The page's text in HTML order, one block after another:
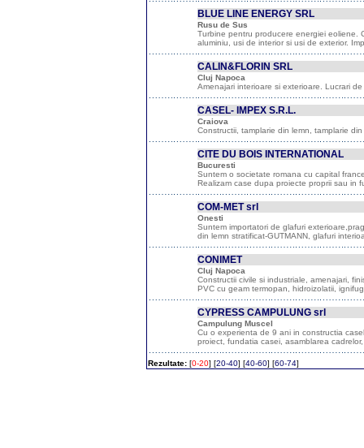
BLUE LINE ENERGY SRL
Rusu de Sus
Turbine pentru producere energiei eoliene.
aluminiu, usi de interior si usi de exterior.
CALIN&FLORIN SRL
Cluj Napoca
Amenajari interioare si exterioare. Lucrari
CASEL- IMPEX S.R.L.
Craiova
Constructii, tamplarie din lemn, tamplarie
CITE DU BOIS INTERNATIONAL
Bucuresti
Suntem o societate romana cu capital
Realizam case dupa proiecte proprii sau in
COM-MET srl
Onesti
Suntem importatori de glafuri
din lemn stratificat-GUTMANN, glafuri
CONIMET
Cluj Napoca
Constructii civile si industriale, amenajari,
PVC cu geam termopan, hidroizolatii,
CYPRESS CAMPULUNG srl
Campulung Muscel
Cu o experienta de 9 ani in constructia
proiect, fundatia casei, asamblarea
Rezultate: [0-20] [20-40] [40-60] [60-74]